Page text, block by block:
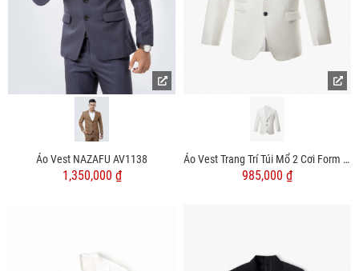
Áo Vest NAZAFU AV1138
1,350,000 ₫
Áo Vest Trang Trí Túi Mổ 2 Cơi Form Slimfit AV035
985,000 ₫